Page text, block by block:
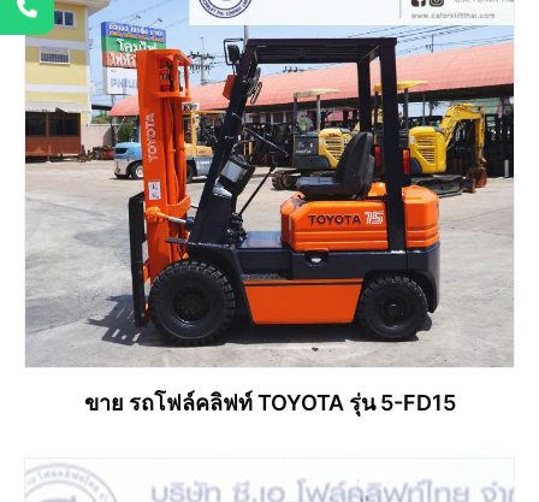
อ่านเพิ่ม
ขาย รถโฟล์คลิฟท์ TOYOTA รุ่น 5-FD15